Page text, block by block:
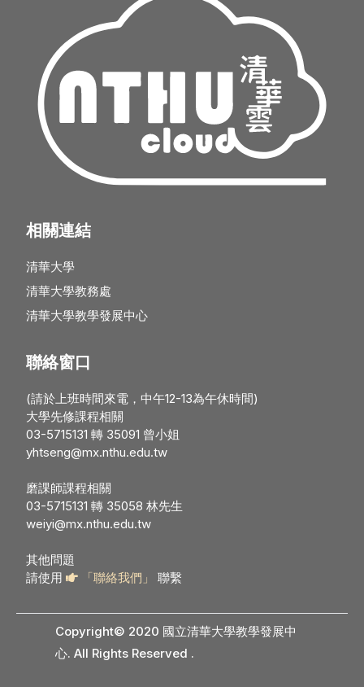
相關連結
清華大學
清華大學教務處
清華大學教學發展中心
聯絡窗口
(請於上班時間來電，中午12-13為午休時間)
大學先修課程相關
03-5715131 轉 35091 曾小姐
yhtseng@mx.nthu.edu.tw
磨課師課程相關
03-5715131 轉 35058 林先生
weiyi@mx.nthu.edu.tw
其他問題
請使用
「聯絡我們」 聯繫
Copyright© 2020 國立清華大學教學發展中
心. All Rights Reserved .